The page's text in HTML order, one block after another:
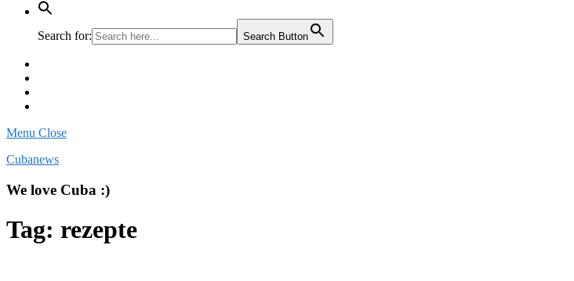
Search for: Search Button
Menu Close
Cubanews
We love Cuba :)
Tag: rezepte